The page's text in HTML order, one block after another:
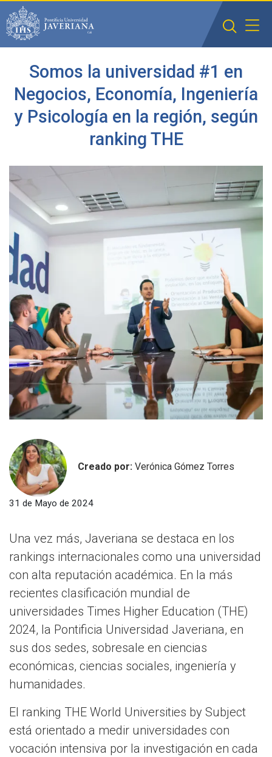
Saltar al contenido principal
Somos la universidad #1 en
Negocios, Economía, Ingeniería
y Psicología en la región, según
ranking THE
Creado por: Verónica Gómez Torres
31 de Mayo de 2024
Una vez más, Javeriana se destaca en los
rankings internacionales como una universidad
con alta reputación académica. En la más
recientes clasificación mundial de
universidades Times Higher Education (THE)
2024, la Pontificia Universidad Javeriana, en
sus dos sedes, sobresale en ciencias
económicas, ciencias sociales, ingeniería y
humanidades.
El ranking THE World Universities by Subject
está orientado a medir universidades con
vocación intensiva por la investigación en cada